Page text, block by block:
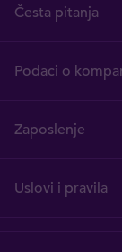
Česta pitanja
Podaci o
Zaposlenje
Uslovi i pravila